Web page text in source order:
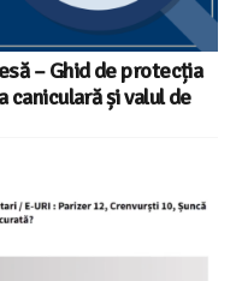
– Ghid de protecția
și valul de